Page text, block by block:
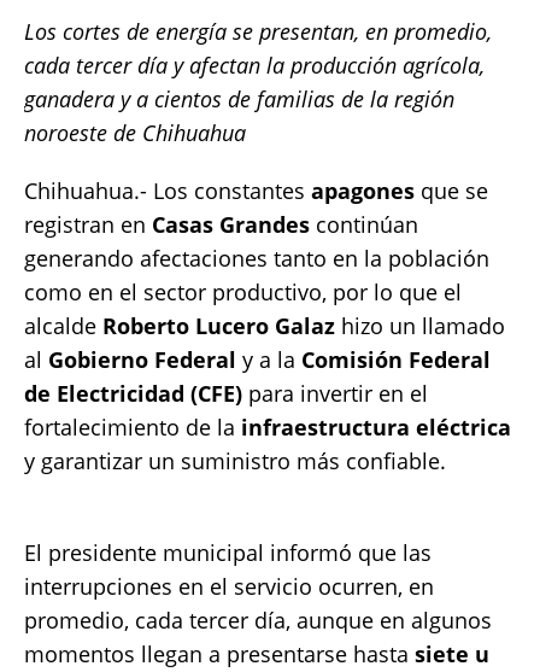
b
o
o
k
r A
p
p
Li
n
k
Los cortes de energía se presentan, en promedio,
cada tercer día y afectan la producción agrícola,
ganadera y a cientos de familias de la región
noroeste de Chihuahua
Chihuahua.- Los constantes apagones que se
registran en Casas Grandes continúan
generando afectaciones tanto en la población
como en el sector productivo, por lo que el
alcalde Roberto Lucero Galaz hizo un llamado
al Gobierno Federal y a la Comisión Federal
de Electricidad (CFE) para invertir en el
fortalecimiento de la infraestructura eléctrica
y garantizar un suministro más confiable.
El presidente municipal informó que las
interrupciones en el servicio ocurren, en
promedio, cada tercer día, aunque en algunos
momentos llegan a presentarse hasta siete u